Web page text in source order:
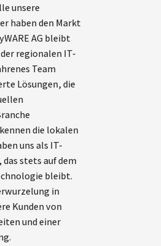
unsere
haben den Markt
AG bleibt
regionalen IT-
Team
Lösungen, die
die lokalen
uns als IT-
stets auf dem
bleibt.
in
Kunden von
und einer